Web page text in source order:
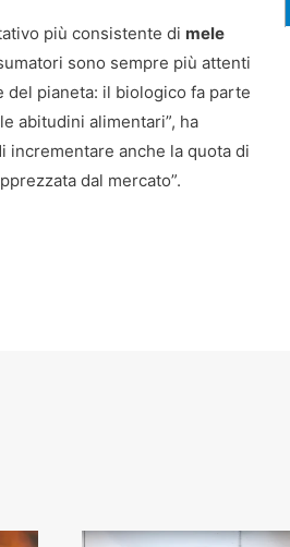
più consistente di mele
sono sempre più attenti
del pianeta: il biologico fa parte
abitudini alimentari”, ha
incrementare anche la quota di
dal mercato”.